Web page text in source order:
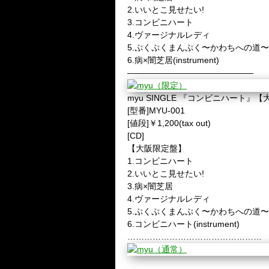
2.いいとこ見せたい!
3.コンビニハート
4.ヴァージナルレディ
5.ぷくぷくまんぷく〜かわちへの道〜
6.病×闇芝居(instrument)
———————————————
myu SINGLE 『コンビニハート』【
[型番]MYU-001
[値段]￥1,200(tax out)
[CD]
【大阪限定盤】
1.コンビニハート
2.いいとこ見せたい!
3.病×闇芝居
4.ヴァージナルレディ
5.ぷくぷくまんぷく〜かわちへの道〜
6.コンビニハート(instrument)